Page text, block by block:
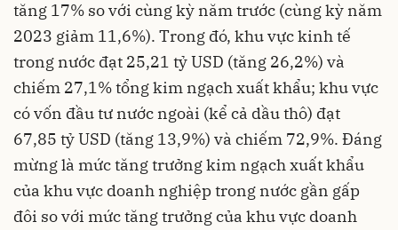
tăng 17% so với cùng kỳ năm trước (cùng kỳ năm
2023 giảm 11,6%). Trong đó, khu vực kinh tế
trong nước đạt 25,21 tỷ USD (tăng 26,2%) và
chiếm 27,1% tổng kim ngạch xuất khẩu; khu vực
có vốn đầu tư nước ngoài (kể cả dầu thô) đạt
67,85 tỷ USD (tăng 13,9%) và chiếm 72,9%. Đáng
mừng là mức tăng trưởng kim ngạch xuất khẩu
của khu vực doanh nghiệptrong nước gần gấp
đôi so với mức tăng trưởng của khu vực doanh